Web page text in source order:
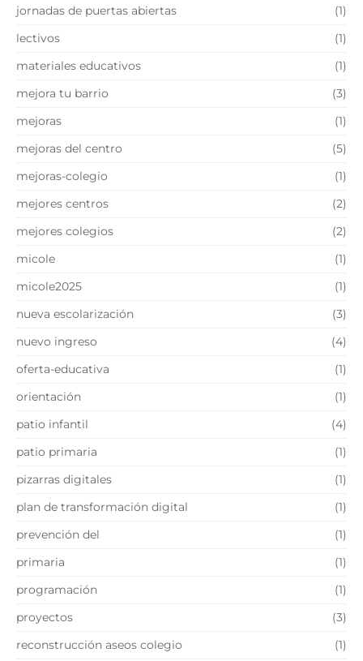
jornadas de puertas abiertas
(1)
lectivos
(1)
materiales educativos
(1)
mejora tu barrio
(3)
mejoras
(1)
mejoras del centro
(5)
mejoras-colegio
(1)
mejores centros
(2)
mejores colegios
(2)
micole
(1)
micole2025
(1)
nueva escolarización
(3)
nuevo ingreso
(4)
oferta-educativa
(1)
orientación
(1)
patio infantil
(4)
patio primaria
(1)
pizarras digitales
(1)
plan de transformación digital
(1)
prevención del
(1)
primaria
(1)
programación
(1)
proyectos
(3)
reconstrucción aseos colegio
(1)